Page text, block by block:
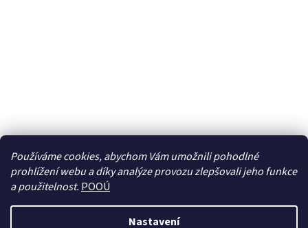
Používáme cookies, abychom Vám umožnili pohodlné
prohlížení webu a díky analýze provozu zlepšovali jeho funkce
a použitelnost. POOÚ
Nastavení
Sledovat na Instagramu